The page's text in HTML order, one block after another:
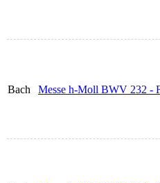
Bach Messe h-Moll BWV 232 -